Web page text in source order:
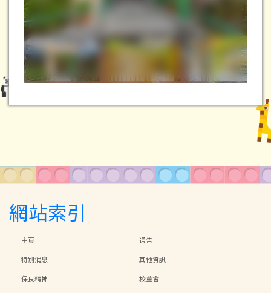
網站索引
主頁
通告
特別消息
其他資訊
保良精神
校董會